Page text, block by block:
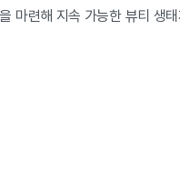
마련해 지속 가능한 뷰티 생